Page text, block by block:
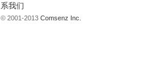
系我们
© 2001-2013 Comsenz Inc.